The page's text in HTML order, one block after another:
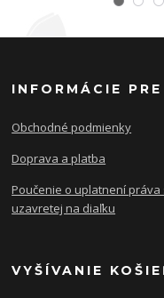
INFORMÁCIE
Obchodné podmienky
Doprava a platba
Poučenie o uplatnení
uzavretej na diaľku
VYŠÍVANIE